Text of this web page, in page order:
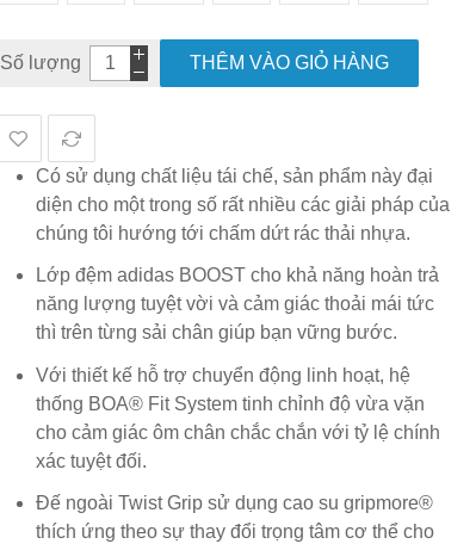
Số lượng THÊM VÀO GIỎ HÀNG
Có sử dụng chất liệu tái chế, sản phẩm này đại
diện cho một trong số rất nhiều các giải pháp của
chúng tôi hướng tới chấm dứt rác thải nhựa.
Lớp đệm adidas BOOST cho khả năng hoàn trả
năng lượng tuyệt vời và cảm giác thoải mái tức
thì trên từng sải chân giúp bạn vững bước.
Với thiết kế hỗ trợ chuyển động linh hoạt, hệ
thống BOA® Fit System tinh chỉnh độ vừa vặn
cho cảm giác ôm chân chắc chắn với tỷ lệ chính
xác tuyệt đối.
Đế ngoài Twist Grip sử dụng cao su gripmore®
thích ứng theo sự thay đổi trọng tâm cơ thể cho